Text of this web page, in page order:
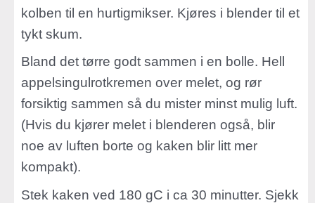
kolben til en hurtigmikser. Kjøres i blender til et
tykt skum.
Bland det tørre godt sammen i en bolle. Hell
appelsingulrotkremen over melet, og rør
forsiktig sammen så du mister minst mulig luft.
(Hvis du kjører melet i blenderen også, blir
noe av luften borte og kaken blir litt mer
kompakt).
Stek kaken ved 180 gC i ca 30 minutter. Sjekk